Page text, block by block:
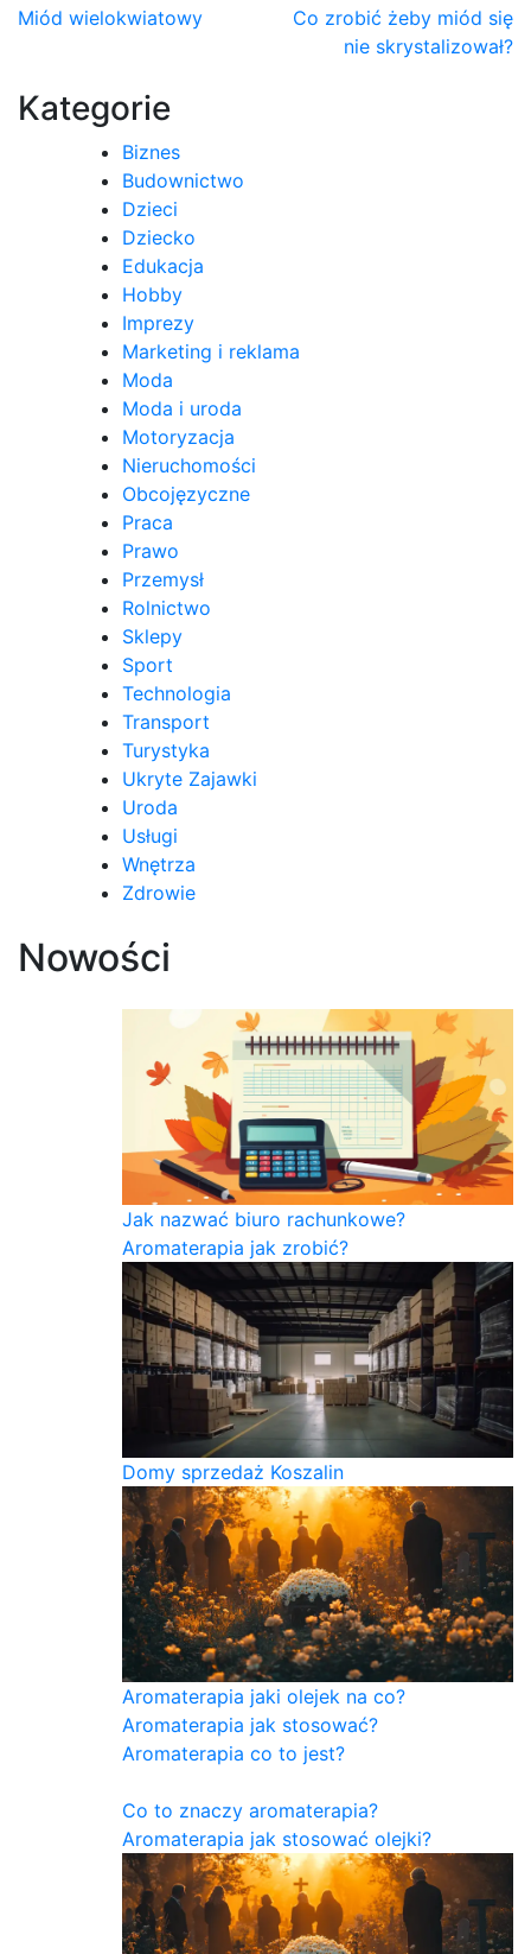
Nawigacja
Miód wielokwiatowy
Co zrobić żeby miód się
nie skrystalizował?
Kategorie
Biznes
Budownictwo
Dzieci
Dziecko
Edukacja
Hobby
Imprezy
Marketing i reklama
Moda
Moda i uroda
Motoryzacja
Nieruchomości
Obcojęzyczne
Praca
Prawo
Przemysł
Rolnictwo
Sklepy
Sport
Technologia
Transport
Turystyka
Ukryte Zajawki
Uroda
Usługi
Wnętrza
Zdrowie
Nowości
Jak nazwać biuro rachunkowe?
Aromaterapia jak zrobić?
Domy sprzedaż Koszalin
Aromaterapia jaki olejek na co?
Aromaterapia jak stosować?
Aromaterapia co to jest?
Co to znaczy aromaterapia?
Aromaterapia jak stosować olejki?